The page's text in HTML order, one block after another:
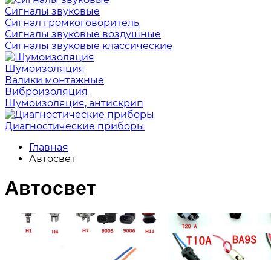
Сигналы звуковые
Сигнал громкоговоритель
Сигналы звуковые воздушные
Сигналы звуковые классические
Шумоизоляция
Валики монтажные
Виброизоляция
Шумоизоляция, антискрип
Диагностические приборы
Главная
Автосвет
Автосвет